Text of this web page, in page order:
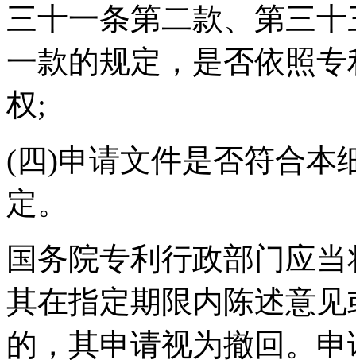
三十一条第二款、第三
一款的规定，是否依照
权;
(四)申请文件是否符合本
定。
国务院专利行政部门应
其在指定期限内陈述意
的，其申请视为撤回。